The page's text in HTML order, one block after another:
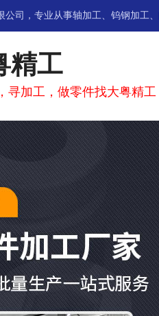
公司，专业从事轴加工、钨钢加工、
精工
寻加工，做零件找大粤精工